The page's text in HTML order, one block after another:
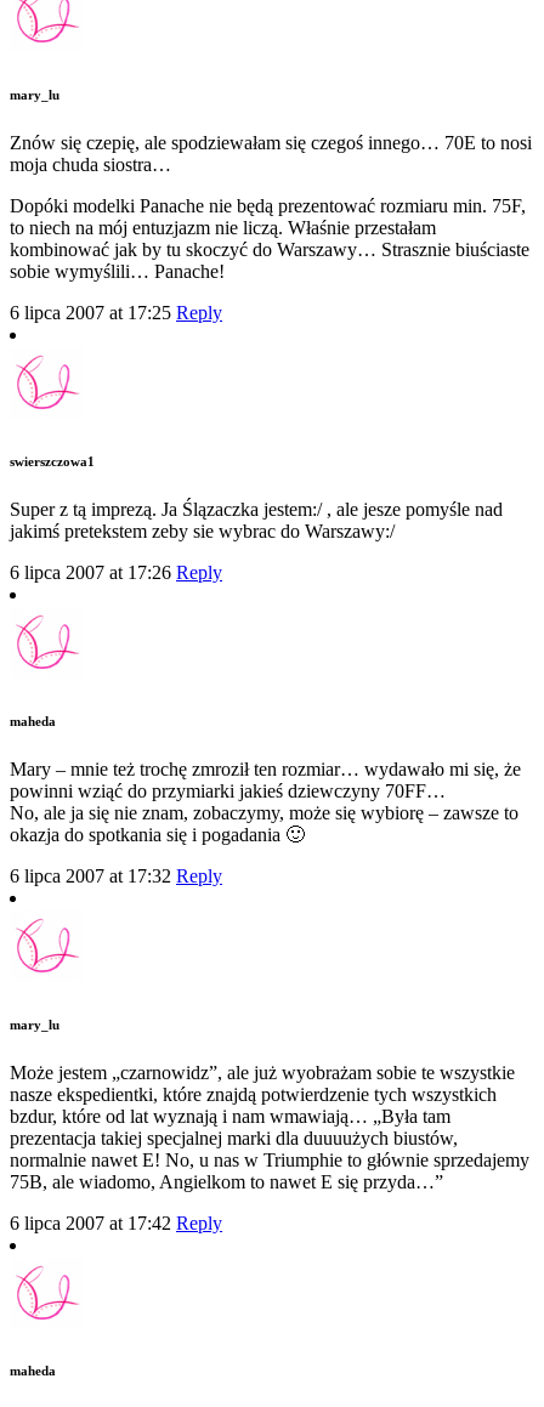
mary_lu
Znów się czepię, ale spodziewałam się czegoś innego… 70E to nosi
moja chuda siostra…
Dopóki modelki Panache nie będą prezentować rozmiaru min. 75F,
to niech na mój entuzjazm nie liczą. Właśnie przestałam
kombinować jak by tu skoczyć do Warszawy… Strasznie biuściaste
sobie wymyślili… Panache!
6 lipca 2007 at 17:25 Reply
swierszczowa1
Super z tą imprezą. Ja Ślązaczka jestem:/ , ale jesze pomyśle nad
jakimś pretekstem zeby sie wybrac do Warszawy:/
6 lipca 2007 at 17:26 Reply
maheda
Mary – mnie też trochę zmroził ten rozmiar… wydawało mi się, że
powinni wziąć do przymiarki jakieś dziewczyny 70FF…
No, ale ja się nie znam, zobaczymy, może się wybiorę – zawsze to
okazja do spotkania się i pogadania 🙂
6 lipca 2007 at 17:32 Reply
mary_lu
Może jestem „czarnowidz”, ale już wyobrażam sobie te wszystkie
nasze ekspedientki, które znajdą potwierdzenie tych wszystkich
bzdur, które od lat wyznają i nam wmawiają… „Była tam
prezentacja takiej specjalnej marki dla duuuużych biustów,
normalnie nawet E! No, u nas w Triumphie to głównie sprzedajemy
75B, ale wiadomo, Angielkom to nawet E się przyda…”
6 lipca 2007 at 17:42 Reply
maheda